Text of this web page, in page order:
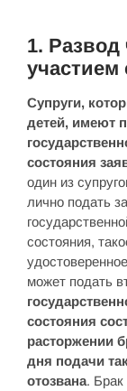
1.
участием
Супруги,
детей, имеют
состояния
один из
лично подать
состояния,
может подать
состояния
расторжении
дня подачи
отозвана. Брак